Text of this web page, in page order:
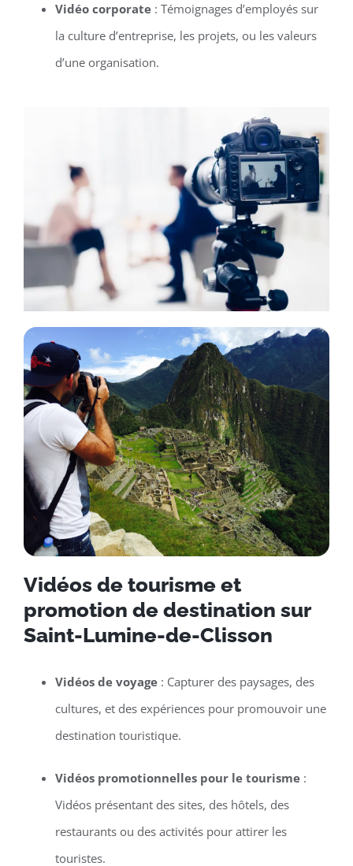
Vidéo corporate: Témoignages d’employés sur
la culture d’entreprise, les projets, ou les valeurs
d’une organisation.
Vidéos de tourisme et
promotion de destination sur
Saint-Lumine-de-Clisson
Vidéos de voyage: Capturer des paysages, des
cultures, et des expériences pour promouvoir une
destination touristique.
Vidéos promotionnelles pour le tourisme:
Vidéos présentant des sites, des hôtels, des
restaurants ou des activités pour attirer les
touristes.